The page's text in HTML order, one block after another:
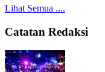
Lihat Semua ....
Catatan Redaksi